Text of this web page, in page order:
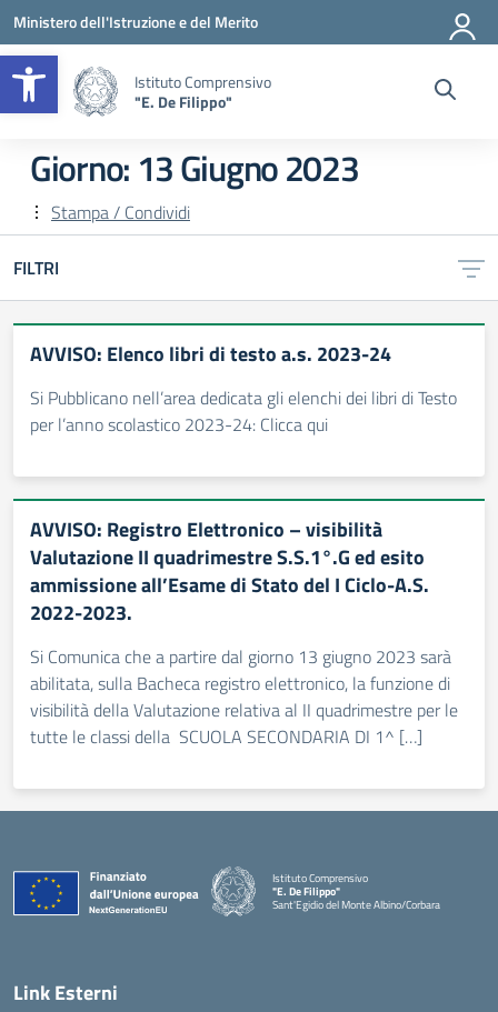
Apri la barra degli strumenti
Vai ai contenuti
Vai al menu di navigazione
Vai al footer
Ministero dell'Istruzione e del Merito
Istituto Comprensivo
"E. De Filippo"
Giorno: 13 Giugno 2023
Stampa / Condividi
FILTRI
AVVISO: Elenco libri di testo a.s. 2023-24
Si Pubblicano nell’area dedicata gli elenchi dei libri di Testo
per l’anno scolastico 2023-24: Clicca qui
AVVISO: Registro Elettronico – visibilità
Valutazione II quadrimestre S.S.1°.G ed esito
ammissione all’Esame di Stato del I Ciclo-A.S.
2022-2023.
Si Comunica che a partire dal giorno 13 giugno 2023 sarà
abilitata, sulla Bacheca registro elettronico, la funzione di
visibilità della Valutazione relativa al II quadrimestre per le
tutte le classi della SCUOLA SECONDARIA DI 1^ […]
Istituto Comprensivo
"E. De Filippo"
Sant'Egidio del Monte Albino/Corbara
Link Esterni